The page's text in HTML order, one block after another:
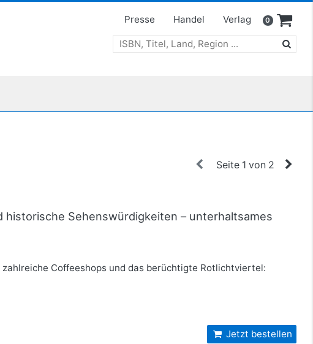
Presse Handel Verlag 0
Seite 1 von 2
Sehenswürdigkeiten – unterhaltsames
Coffeeshops und das berüchtigte Rotlichtviertel:
Jetzt bestellen